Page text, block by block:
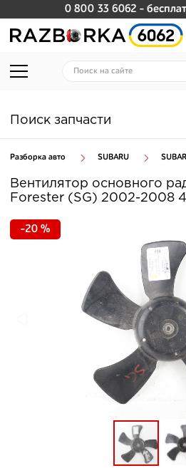
0 800 33 6062 -
Поиск запчасти
Разборка авто SUBARU
Вентилятор основного
Forester (SG) 2002-2008
-20 %